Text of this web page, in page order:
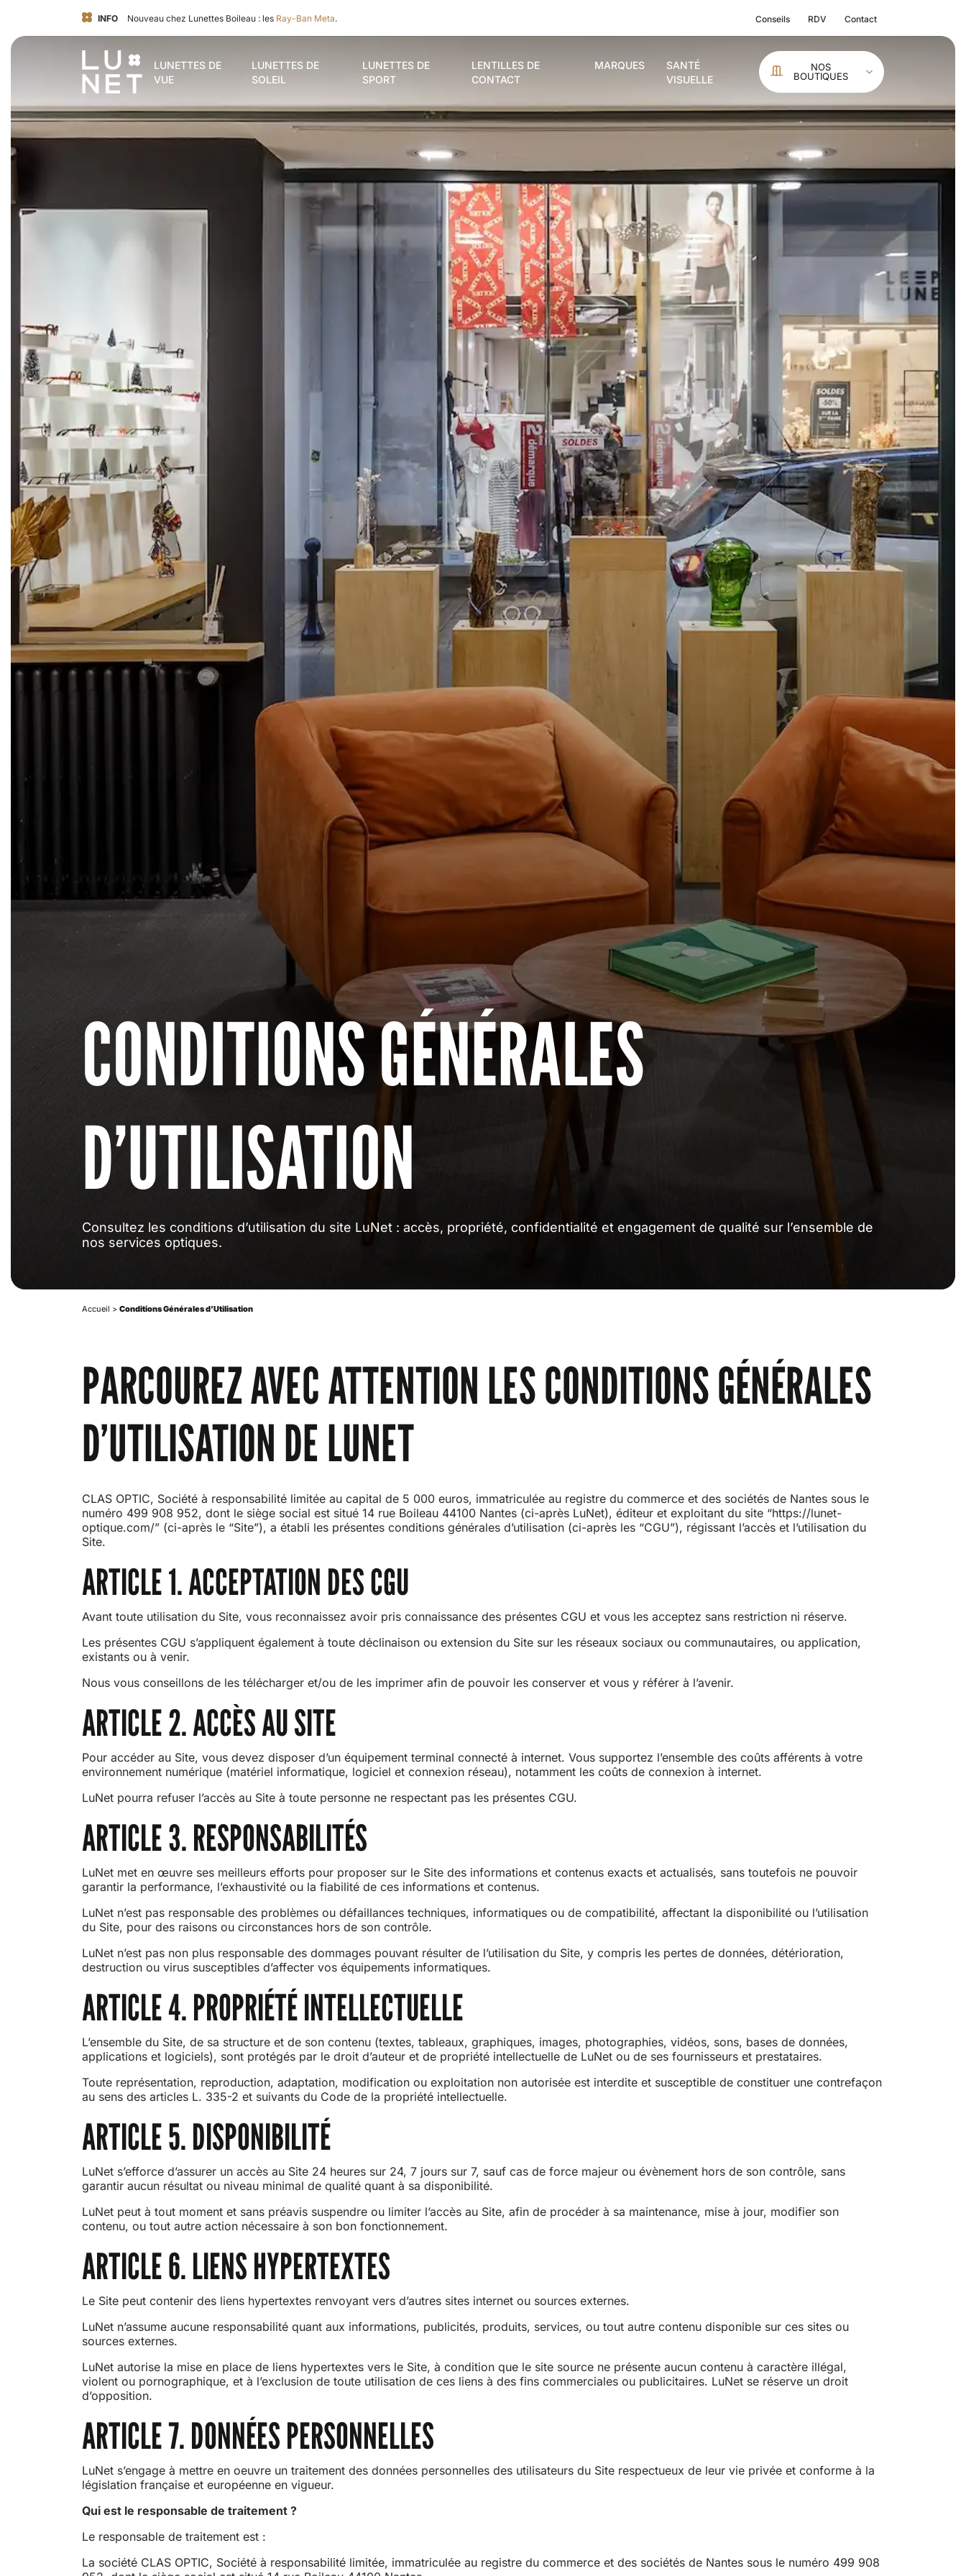
INFO Nouveau chez Lunettes Boileau : les Ray-Ban Meta. Conseils RDV Contact
LUNETTES DE
VUE
LUNETTES DE
SOLEIL
LUNETTES DE
SPORT
LENTILLES DE
CONTACT
MARQUES
SANTÉ
VISUELLE
NOS
BOUTIQUES
CONDITIONS GÉNÉRALES
D’UTILISATION
Consultez les conditions d’utilisation du site LuNet : accès, propriété, confidentialité et engagement de qualité sur l’ensemble de
nos services optiques.
Accueil > Conditions Générales d’Utilisation
PARCOUREZ AVEC ATTENTION LES CONDITIONS GÉNÉRALES
D’UTILISATION DE LUNET
CLAS OPTIC, Société à responsabilité limitée au capital de 5 000 euros, immatriculée au registre du commerce et des sociétés de Nantes sous le
numéro 499 908 952, dont le siège social est situé 14 rue Boileau 44100 Nantes (ci-après LuNet), éditeur et exploitant du site “https://lunet-
optique.com/” (ci-après le “Site”), a établi les présentes conditions générales d’utilisation (ci-après les “CGU”), régissant l’accès et l’utilisation du
Site.
ARTICLE 1. ACCEPTATION DES CGU
Avant toute utilisation du Site, vous reconnaissez avoir pris connaissance des présentes CGU et vous les acceptez sans restriction ni réserve.
Les présentes CGU s’appliquent également à toute déclinaison ou extension du Site sur les réseaux sociaux ou communautaires, ou application,
existants ou à venir.
Nous vous conseillons de les télécharger et/ou de les imprimer afin de pouvoir les conserver et vous y référer à l’avenir.
ARTICLE 2. ACCÈS AU SITE
Pour accéder au Site, vous devez disposer d’un équipement terminal connecté à internet. Vous supportez l’ensemble des coûts afférents à votre
environnement numérique (matériel informatique, logiciel et connexion réseau), notamment les coûts de connexion à internet.
LuNet pourra refuser l’accès au Site à toute personne ne respectant pas les présentes CGU.
ARTICLE 3. RESPONSABILITÉS
LuNet met en œuvre ses meilleurs efforts pour proposer sur le Site des informations et contenus exacts et actualisés, sans toutefois ne pouvoir
garantir la performance, l’exhaustivité ou la fiabilité de ces informations et contenus.
LuNet n’est pas responsable des problèmes ou défaillances techniques, informatiques ou de compatibilité, affectant la disponibilité ou l’utilisation
du Site, pour des raisons ou circonstances hors de son contrôle.
LuNet n’est pas non plus responsable des dommages pouvant résulter de l’utilisation du Site, y compris les pertes de données, détérioration,
destruction ou virus susceptibles d’affecter vos équipements informatiques.
ARTICLE 4. PROPRIÉTÉ INTELLECTUELLE
L’ensemble du Site, de sa structure et de son contenu (textes, tableaux, graphiques, images, photographies, vidéos, sons, bases de données,
applications et logiciels), sont protégés par le droit d’auteur et de propriété intellectuelle de LuNet ou de ses fournisseurs et prestataires.
Toute représentation, reproduction, adaptation, modification ou exploitation non autorisée est interdite et susceptible de constituer une contrefaçon
au sens des articles L. 335-2 et suivants du Code de la propriété intellectuelle.
ARTICLE 5. DISPONIBILITÉ
LuNet s’efforce d’assurer un accès au Site 24 heures sur 24, 7 jours sur 7, sauf cas de force majeur ou évènement hors de son contrôle, sans
garantir aucun résultat ou niveau minimal de qualité quant à sa disponibilité.
LuNet peut à tout moment et sans préavis suspendre ou limiter l’accès au Site, afin de procéder à sa maintenance, mise à jour, modifier son
contenu, ou tout autre action nécessaire à son bon fonctionnement.
ARTICLE 6. LIENS HYPERTEXTES
Le Site peut contenir des liens hypertextes renvoyant vers d’autres sites internet ou sources externes.
LuNet n’assume aucune responsabilité quant aux informations, publicités, produits, services, ou tout autre contenu disponible sur ces sites ou
sources externes.
LuNet autorise la mise en place de liens hypertextes vers le Site, à condition que le site source ne présente aucun contenu à caractère illégal,
violent ou pornographique, et à l’exclusion de toute utilisation de ces liens à des fins commerciales ou publicitaires. LuNet se réserve un droit
d’opposition.
ARTICLE 7. DONNÉES PERSONNELLES
LuNet s’engage à mettre en oeuvre un traitement des données personnelles des utilisateurs du Site respectueux de leur vie privée et conforme à la
législation française et européenne en vigueur.
Qui est le responsable de traitement ?
Le responsable de traitement est :
La société CLAS OPTIC, Société à responsabilité limitée, immatriculée au registre du commerce et des sociétés de Nantes sous le numéro 499 908